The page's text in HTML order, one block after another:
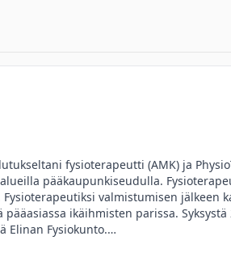
fysioterapeutti (AMK) ja
pääkaupunkiseudulla.
valmistumisen jälkeen
ikäihmisten parissa.
Elinan Fysiokunto.
asiakkaita ja kuntoutan ikäihmisiä